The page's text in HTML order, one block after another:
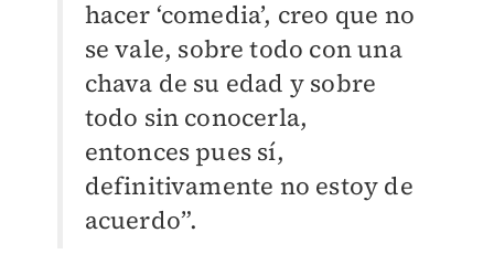
hacer ‘comedia’, creo que no
se vale, sobre todo con una
chava de su edad y sobre
todo sin conocerla,
entonces pues sí,
definitivamente no estoy de
acuerdo”.